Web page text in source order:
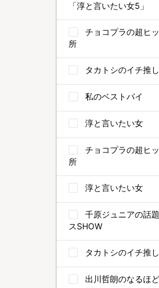
「淳と言いたい女5」
チョコプラの超ヒ
所
タカトシのイチ推
私のベストバイ
淳と言いたい女
チョコプラの超ヒ
所
淳と言いたい女
千原ジュニアの話
スSHOW
タカトシのイチ推
出川哲朗のなるほ